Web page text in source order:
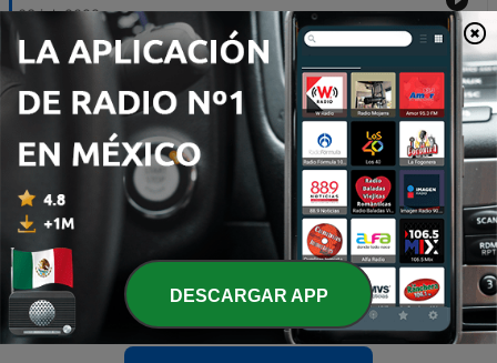
03 jul. 2022
32 - Sabado, 2 Julio 2022 (Misterios Gozosos)
Viernes, 1 Julio 2022 (Misterios Dolorosos)
01 jul. 2022
30 - Jueves, 30 Junio 2022 (Misterios Luminosos)
30 jun. 2022
29 - Miercoles, 29 Junio 2022 (Misterios Gloriosos)
29 jun. 2022 DESCARGAR APP